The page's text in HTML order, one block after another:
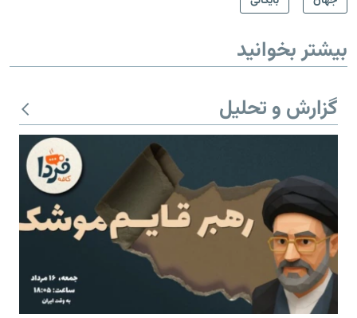
بیشتر بخوانید
گزارش و تحلیل